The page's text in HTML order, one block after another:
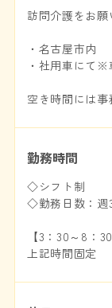
訪問介護をお願
・名古屋市内
・社用車にて
空き時間には事
勤務時間
◇シフト制
◇勤務日数：週
【3：30～8：30
上記時間固定